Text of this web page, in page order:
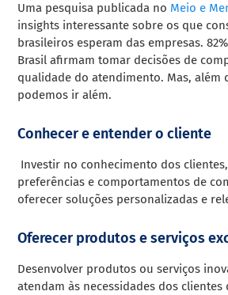
Uma pesquisa publicada no Meio e
insights interessante sobre os que
brasileiros esperam das empresas.
Brasil afirmam tomar decisões de
qualidade do atendimento. Mas, além
podemos ir além.
Conhecer e entender o cliente
Investir no conhecimento dos
preferências e comportamentos de
oferecer soluções personalizadas e
Oferecer produtos e serviços
Desenvolver produtos ou serviços
atendam às necessidades dos clientes